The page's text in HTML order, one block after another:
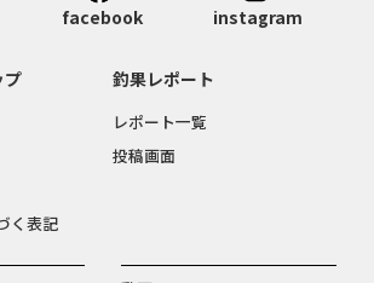
facebook instagram
プ
く表記
釣果レポート
レポート一覧
投稿画面